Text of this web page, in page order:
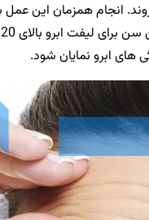
انجام همزمان این عمل
های ابرو نمایان شود.